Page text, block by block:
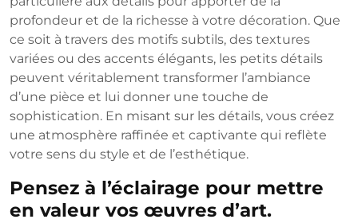
profondeur et de la richesse à votre décoration. Que
ce soit à travers des motifs subtils, des textures
variées ou des accents élégants, les petits détails
peuvent véritablement transformer l’ambiance
d’une pièce et lui donner une touche de
sophistication. En misant sur les détails, vous créez
une atmosphère raffinée et captivante qui reflète
votre sens du style et de l’esthétique.
Pensez à l’éclairage pour mettre
en valeur vos œuvres d’art.